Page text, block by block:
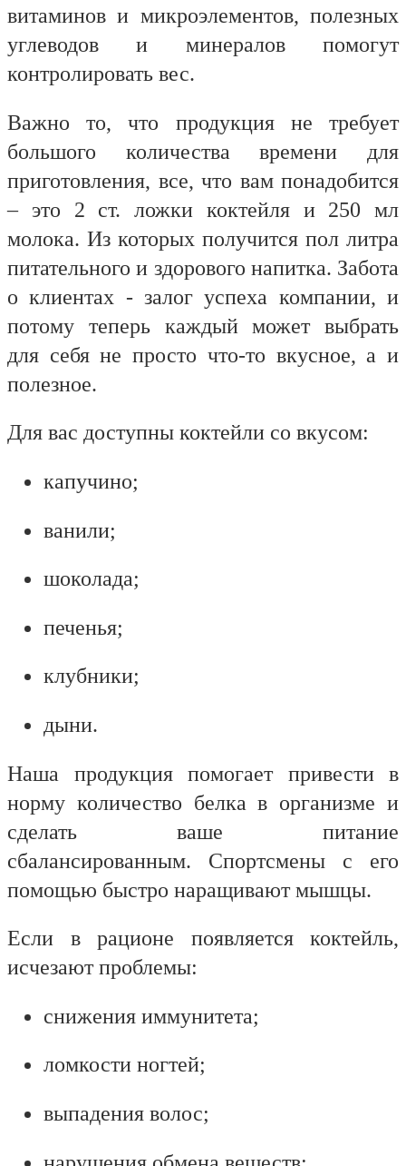
витаминов и микроэлементов, полезных
углеводов и минералов помогут
контролировать вес.
Важно то, что продукция не требует
большого количества времени для
приготовления, все, что вам понадобится
– это 2 ст. ложки коктейля и 250 мл
молока. Из которых получится пол литра
питательного и здорового напитка. Забота
о клиентах - залог успеха компании, и
потому теперь каждый может выбрать
для себя не просто что-то вкусное, а и
полезное.
Для вас доступны коктейли со вкусом:
капучино;
ванили;
шоколада;
печенья;
клубники;
дыни.
Наша продукция помогает привести в
норму количество белка в организме и
сделать ваше питание
сбалансированным. Спортсмены с его
помощью быстро наращивают мышцы.
Если в рационе появляется коктейль,
исчезают проблемы:
снижения иммунитета;
ломкости ногтей;
выпадения волос;